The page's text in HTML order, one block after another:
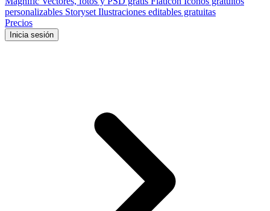
personalizables Storyset Ilustraciones editables gratuitas
Precios
Inicia sesión